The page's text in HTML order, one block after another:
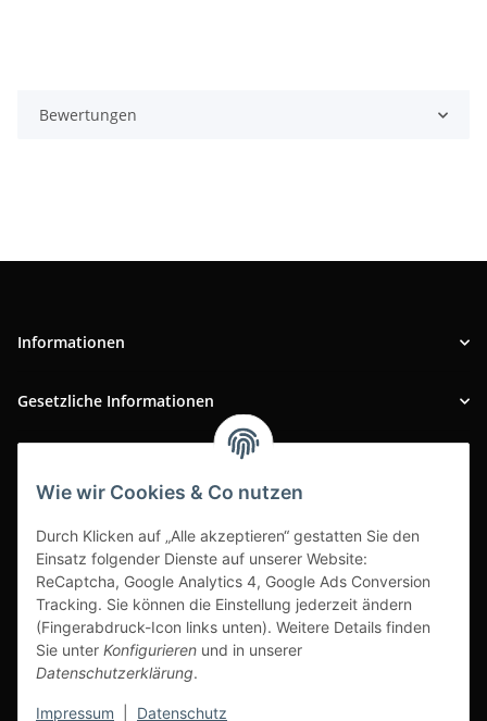
Wie wir Cookies & Co nutzen
Durch Klicken auf „Alle akzeptieren“ gestatten Sie den
Einsatz folgender Dienste auf unserer Website:
ReCaptcha, Google Analytics 4, Google Ads Conversion
Tracking. Sie können die Einstellung jederzeit ändern
(Fingerabdruck-Icon links unten). Weitere Details finden
Sie unter Konfigurieren und in unserer
Datenschutzerklärung.
Impressum Datenschutz
Bewertungen
Informationen
Gesetzliche Informationen